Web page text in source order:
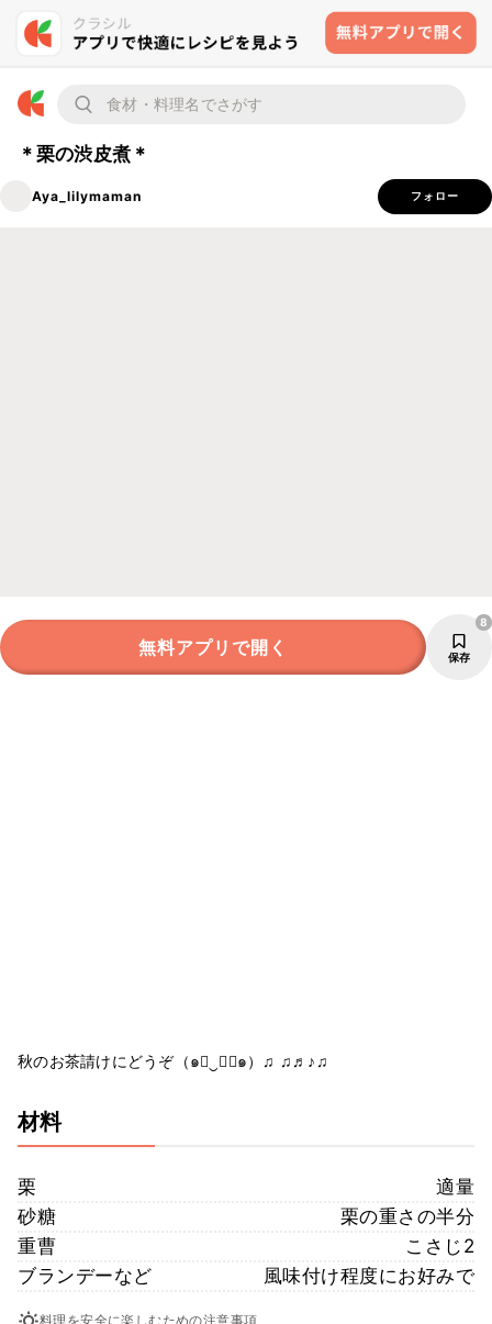
＊栗の渋皮煮＊
Aya_lilymaman フォロー
無料アプリで開く 保存
8
秋のお茶請けにどうぞ（๑￫‿ฺ￩๑）♫ ♫♬♪♫
材料
栗
適量
砂糖
栗の重さの半分
重曹
こさじ2
ブランデーなど
風味付け程度にお好みで
料理を安全に楽しむための注意事項